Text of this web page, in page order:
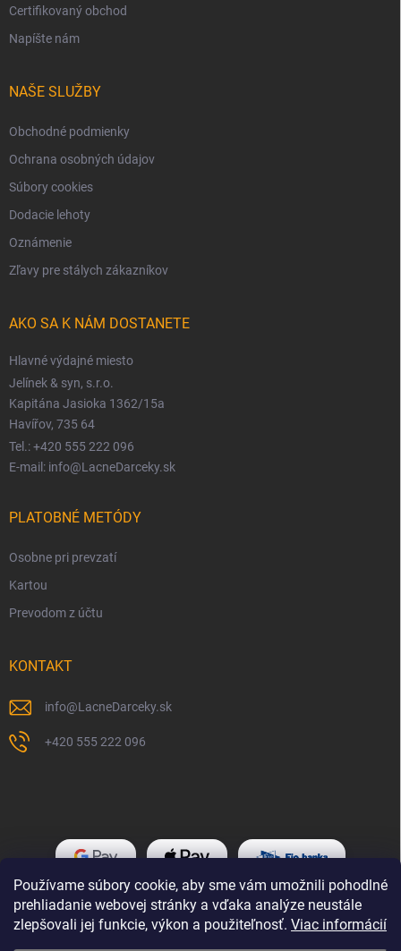
Používame súbory cookie, aby sme vám umožnili pohodlné
prehliadanie webovej stránky a vďaka analýze neustále
zlepšovali jej funkcie, výkon a použiteľnosť. Viac informácií
Certifikovaný obchod
Napíšte nám
NAŠE SLUŽBY
Obchodné podmienky
Ochrana osobných údajov
Súbory cookies
Dodacie lehoty
Oznámenie
Zľavy pre stálych zákazníkov
AKO SA K NÁM DOSTANETE
Hlavné výdajné miesto
Jelínek & syn, s.r.o.
Kapitána Jasioka 1362/15a
Havířov, 735 64
Tel.: +420 555 222 096
E-mail: info@LacneDarceky.sk
PLATOBNÉ METÓDY
Osobne pri prevzatí
Kartou
Prevodom z účtu
KONTAKT
info@LacneDarceky.sk
+420 555 222 096